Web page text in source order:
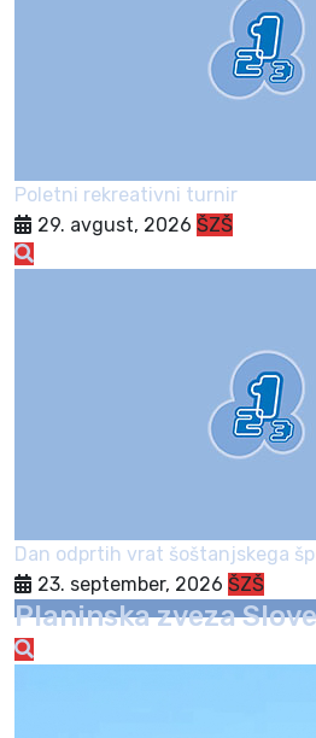
Poletni rekreativni turnir
29. avgust, 2026 ŠZŠ
Dan odprtih vrat šoštanjskega
23. september, 2026 ŠZŠ
Planinska zveza